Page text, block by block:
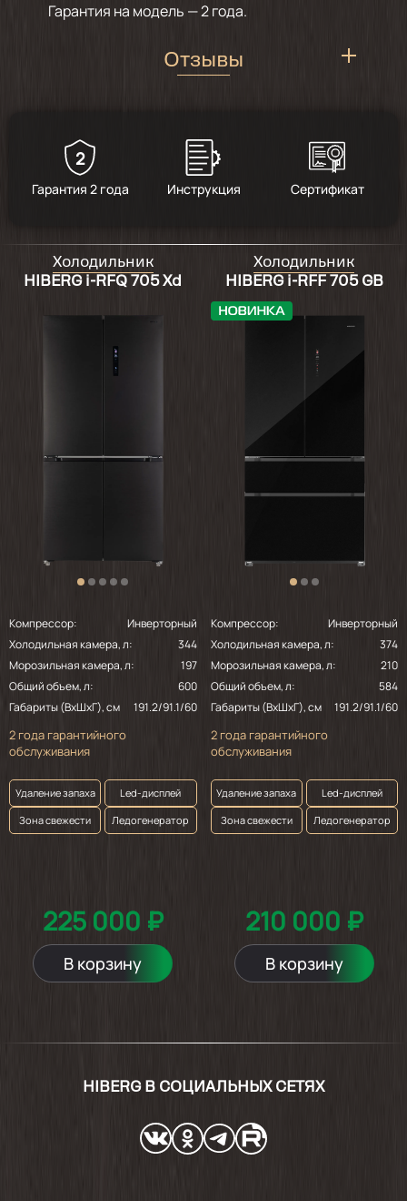
Гарантия на модель — 2 года.
Отзывы
холодильник супер. стекло черное - бомба
2
Гарантия 2 года Инструкция Сертификат
Холодильник
HIBERG i-RFQ 705 Xd
Компрессор:
Инверторный
Холодильная камера, л:
344
Морозильная камера, л:
197
Общий объем, л:
600
Габариты (ВхШхГ), см
191.2/91.1/60
2 года гарантийного
обслуживания
Удаление запаха
Led-дисплей
Зона свежести
Ледогенератор
225 000 ₽
В корзину
Холодильник
HIBERG i-RFF 705 GB
Компрессор:
Инверторный
Холодильная камера, л:
374
Морозильная камера, л:
210
Общий объем, л:
584
Габариты (ВхШхГ), см
191.2/91.1/60
2 года гарантийного
обслуживания
Удаление запаха
Led-дисплей
Зона свежести
Ледогенератор
210 000 ₽
В корзину
HIBERG В СОЦИАЛЬНЫХ СЕТЯХ